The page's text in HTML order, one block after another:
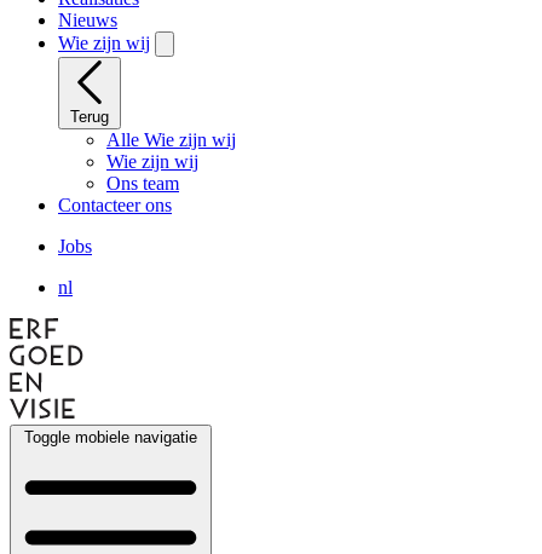
Nieuws
Wie zijn wij
Terug
Alle Wie zijn wij
Wie zijn wij
Ons team
Contacteer ons
Jobs
nl
Toggle mobiele navigatie